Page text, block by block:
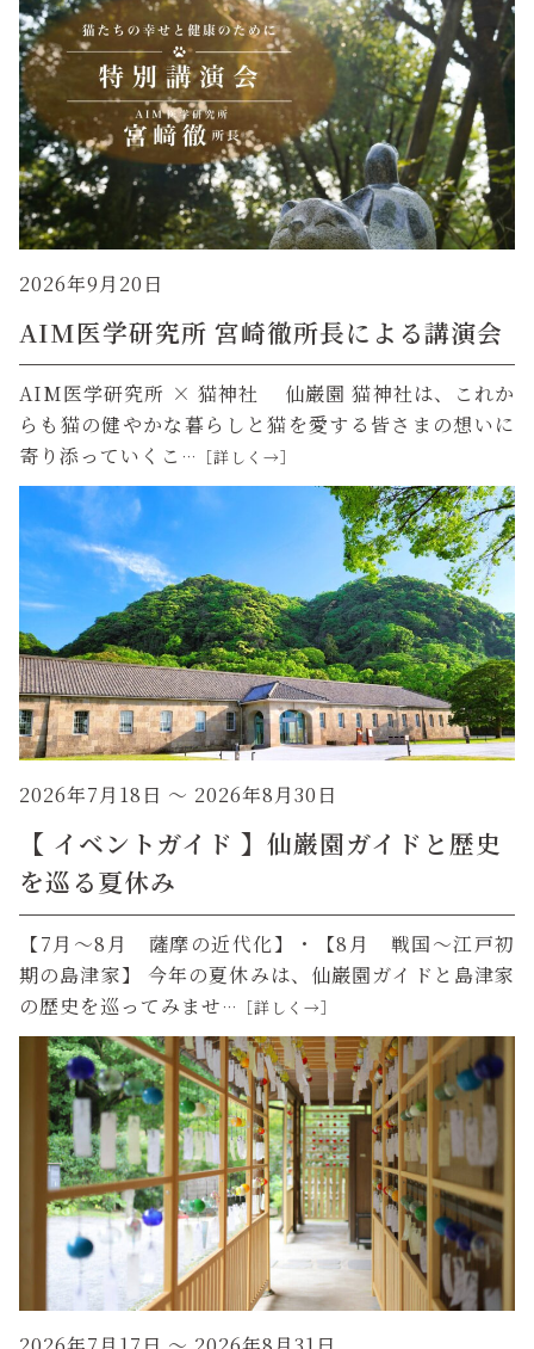
2026年9月20日
AIM医学研究所 宮崎徹所長による講演会
AIM医学研究所 × 猫神社 仙巌園 猫神社は、これか
らも猫の健やかな暮らしと猫を愛する皆さまの想いに
寄り添っていくこ …［詳しく→］
2026年7月18日 ～ 2026年8月30日
【 イベントガイド 】仙巌園ガイドと歴史
を巡る夏休み
【7月～8月 薩摩の近代化】・【8月 戦国～江戸初
期の島津家】 今年の夏休みは、仙巌園ガイドと島津家
の歴史を巡ってみませ …［詳しく→］